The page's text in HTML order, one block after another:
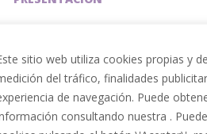
sitio web utiliza cookies propias y
del tráfico, finalidades
de navegación. Puede
consultando nuestra .
Paso 5 OPTIMIZACIÓN PERFIL
PACKS DE AHORRO